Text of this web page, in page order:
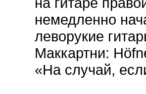
немедленно
леворукие
Маккартни:
«На случай,